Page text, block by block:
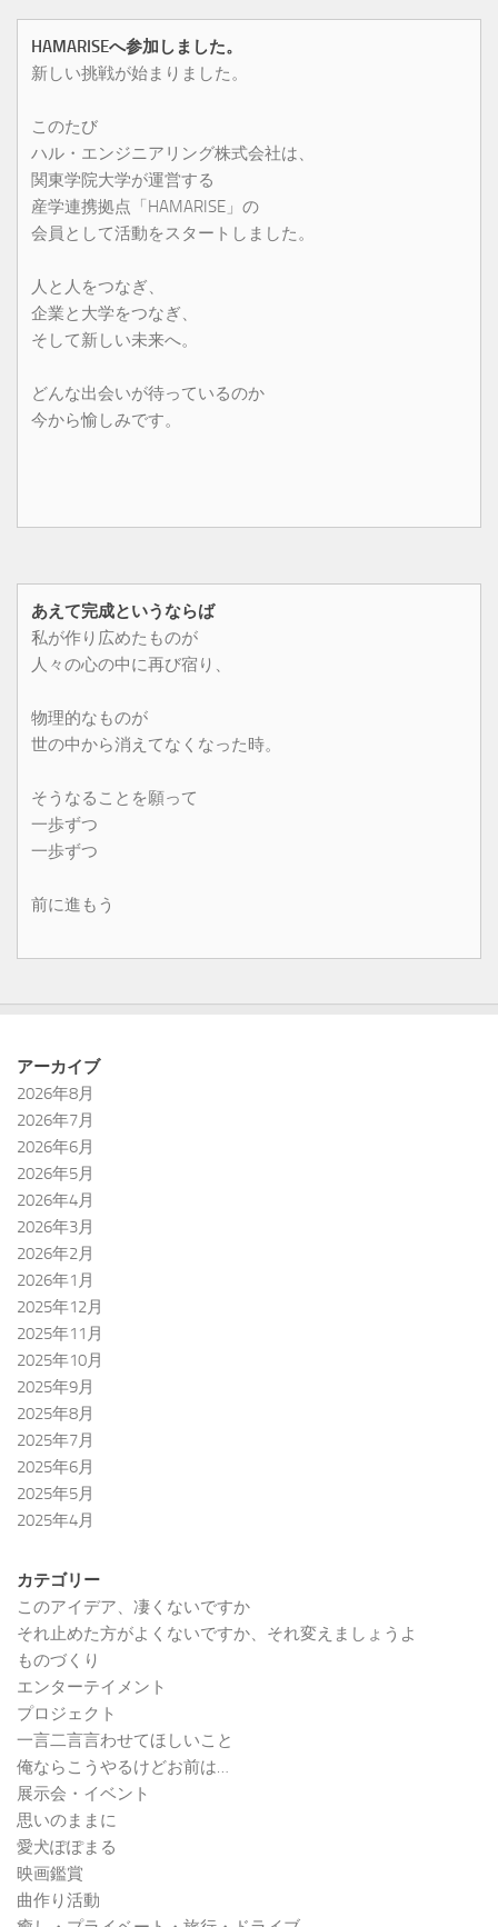
HAMARISEへ参加しました。
新しい挑戦が始まりました。
このたび
ハル・エンジニアリング株式会社は、
関東学院大学が運営する
産学連携拠点「HAMARISE」の
会員として活動をスタートしました。
人と人をつなぎ、
企業と大学をつなぎ、
そして新しい未来へ。
どんな出会いが待っているのか
今から愉しみです。
あえて完成というならば
私が作り広めたものが
人々の心の中に再び宿り、
物理的なものが
世の中から消えてなくなった時。
そうなることを願って
一歩ずつ
一歩ずつ
前に進もう
アーカイブ
2026年8月
2026年7月
2026年6月
2026年5月
2026年4月
2026年3月
2026年2月
2026年1月
2025年12月
2025年11月
2025年10月
2025年9月
2025年8月
2025年7月
2025年6月
2025年5月
2025年4月
カテゴリー
このアイデア、凄くないですか
それ止めた方がよくないですか、それ変えましょうよ
ものづくり
エンターテイメント
プロジェクト
一言二言言わせてほしいこと
俺ならこうやるけどお前は…
展示会・イベント
思いのままに
愛犬ぽぽまる
映画鑑賞
曲作り活動